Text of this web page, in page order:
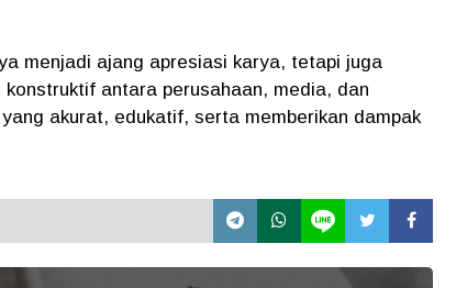
menjadi ajang apresiasi karya, tetapi juga
antara perusahaan, media, dan
akurat, edukatif, serta memberikan dampak